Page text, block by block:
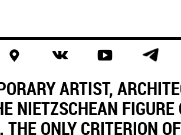
ARTIST,
NIETZSCHEAN
THE ONLY CRITERION